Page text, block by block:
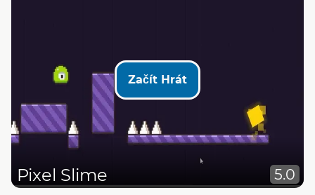
Začít Hrát
Pixel Slime 5.0